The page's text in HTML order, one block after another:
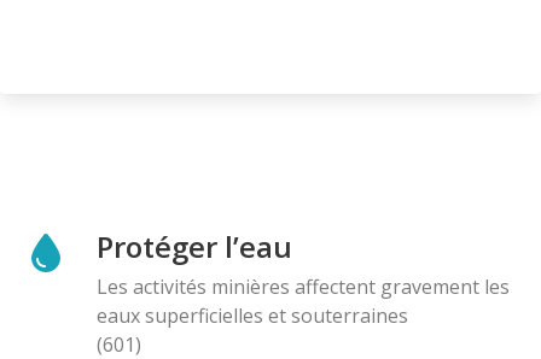
Protéger l’eau
Les activités minières affectent gravement les
eaux superficielles et souterraines
(601)